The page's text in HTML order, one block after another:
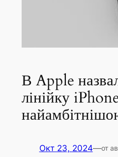
В Apple
лінійку
Окт 23, 2024—от